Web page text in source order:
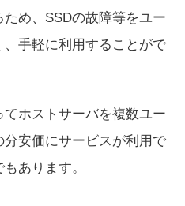
め、SSDの故障等をユー
手軽に利用することがで
ホストサーバを複数ユー
安価にサービスが利用で
あります。